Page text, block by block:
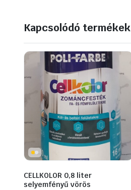
Kapcsolódó termékek
CELLKOLOR 0,8 liter
selyemfényű vörös